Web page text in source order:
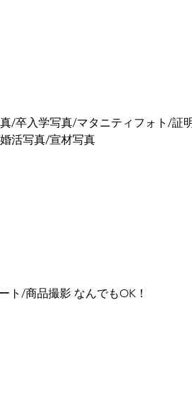
/卒入学写真/マタニティフォト/証
活写真/宣材写真
ト/商品撮影 なんでもOK！